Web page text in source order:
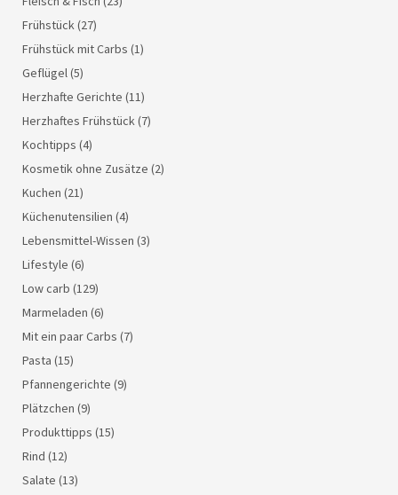
Frühstück(27)
Frühstück mit Carbs (1)
Geflügel(5)
Herzhafte Gerichte (11)
Herzhaftes Frühstück(7)
Kochtipps (4)
Kosmetik ohne Zusätze (2)
Kuchen (21)
Küchenutensilien (4)
Lebensmittel-Wissen (3)
Lifestyle (6)
Low carb (129)
Marmeladen (6)
Mit ein paar Carbs (7)
Pasta (15)
Pfannengerichte (9)
Plätzchen (9)
Produkttipps (15)
Rind (12)
Salate (13)